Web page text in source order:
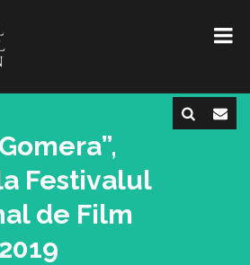
Festivalul
de Film